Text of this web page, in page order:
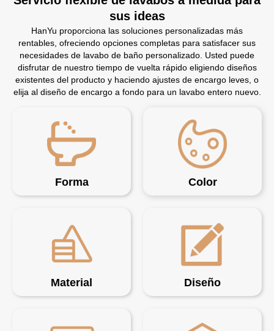
sus ideas
HanYu proporciona las soluciones personalizadas más
rentables, ofreciendo opciones completas para satisfacer sus
necesidades de lavabo de baño personalizado. Usted puede
disfrutar de nuestro tiempo de vuelta rápido eligiendo diseños
existentes del producto y haciendo ajustes de encargo leves, o
elija al diseño de encargo a fondo para un lavabo entero nuevo.
Forma Color
Material Diseño